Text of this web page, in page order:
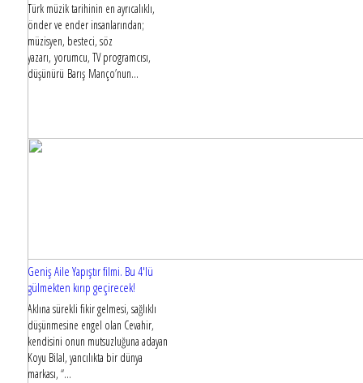
Türk müzik tarihinin en ayrıcalıklı,
önder ve ender insanlarından;
müzisyen, besteci, söz
yazarı, yorumcu, TV programcısı,
düşünürü Barış Manço’nun...
Geniş Aile Yapıştır filmi. Bu 4'lü
gülmekten kırıp geçirecek!
Aklına sürekli fikir gelmesi, sağlıklı
düşünmesine engel olan Cevahir,
kendisini onun mutsuzluğuna adayan
Koyu Bilal, yancılıkta bir dünya
markası, “...